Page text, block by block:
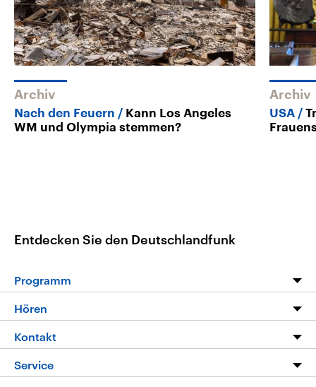
Archiv
Nach den Feuern
Kann Los Angeles
WM und Olympia stemmen?
Archiv
USA
Entdecken Sie den Deutschlandfunk
Programm
Programm
Die Nachrichten
Nachrichtenleicht
Hören
Livestream
Podcasts
Kontakt
Hörerservice
Service